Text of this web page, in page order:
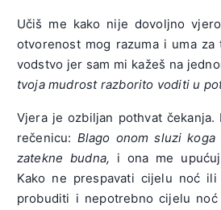
Učiš me kako nije dovoljno
otvorenost mog razuma i uma
vodstvo jer sam mi kažeš na
tvoja mudrost razborito voditi u
Vjera je ozbiljan pothvat čekanja.
rečenicu: Blago onom sluzi koga
zatekne budna, i ona me
Kako ne prespavati cijelu noć
probuditi i nepotrebno cijelu